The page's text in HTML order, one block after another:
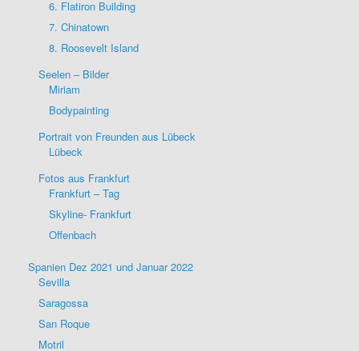
6. Flatiron Building
7. Chinatown
8. Roosevelt Island
Seelen – Bilder
Miriam
Bodypainting
Portrait von Freunden aus Lübeck
Lübeck
Fotos aus Frankfurt
Frankfurt – Tag
Skyline- Frankfurt
Offenbach
Spanien Dez 2021 und Januar 2022
Sevilla
Saragossa
San Roque
Motril